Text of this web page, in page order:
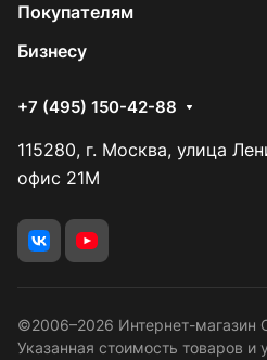
Покупателям
Бизнесу
+7 (495) 150-42-88
115280, г. Москва, улица
офис 21М
©2006–2026 Интернет-
Указанная стоимость товаров и